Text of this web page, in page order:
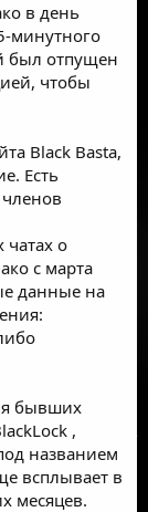
в день
минутного
был отпущен
чтобы
Black Basta,
Есть
чатах о
с марта
данные на
бывших
,
названием
всплывает в
месяцев.